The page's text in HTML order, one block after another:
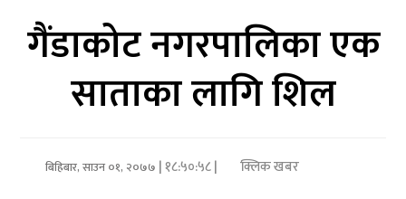
आजको
पत्रिका
सम्पादकीय
अन्तर्राष्ट्रिय
गैंडाकोट नगरपालिका एक
साताका लागि शिल
बिहिबार, साउन ०१, २०७७ | १८:५०:५८ | क्लिक खबर